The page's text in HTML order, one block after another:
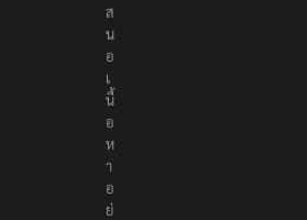
เ
ส
น
อ
เ
นื้
อ
ห
า
อ